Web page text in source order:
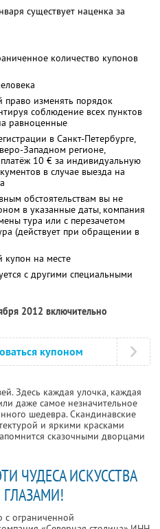
существует наценка за
количество купонов
право изменять порядок
соблюдение всех пунктов
равноценные
в Санкт-Петербурге,
Западном регионе,
10 € за индивидуальную
в случае выезда на
обстоятельствам вы не
в указанные даты, компания
тура или с перезачетом
(действует при обращении в
купон на месте
с другими специальными
2012 включительно
купоном
Здесь каждая улочка, каждая
даже самое незначительное
шедевра. Скандинавские
и яркими красками
сказочными дворцами
ЧУДЕСА ИСКУССТВА
с ограниченной